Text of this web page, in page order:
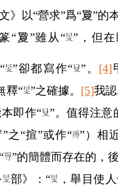
》以“營求”爲“夐”的
“夐”雖从“
”，但
”卻都寫作“ ”。 [4]
釋“
”之確據。 [5]我
即作“ ”。值得注意
之“揎”或作“ ”）相
”的簡體而存在的，
部》：“ ，舉目使